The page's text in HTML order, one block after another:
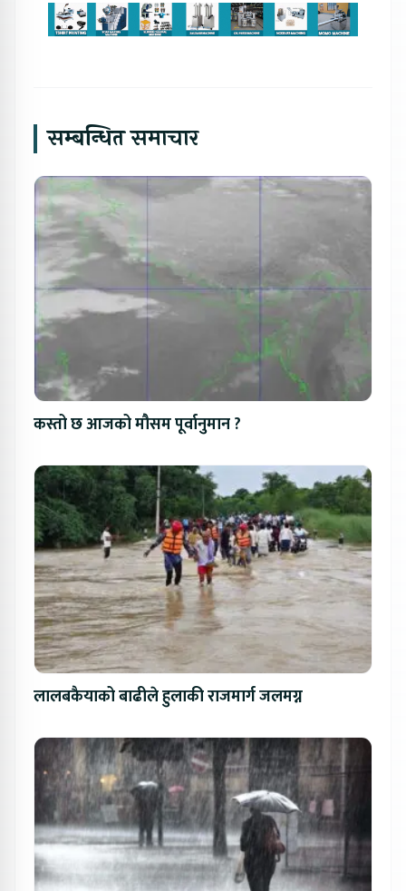
सम्बन्धित समाचार
कस्तो छ आजको मौसम पूर्वानुमान ?
लालबकैयाको बाढीले हुलाकी राजमार्ग जलमग्न